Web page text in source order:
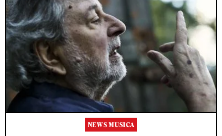
NEWS MUSICA